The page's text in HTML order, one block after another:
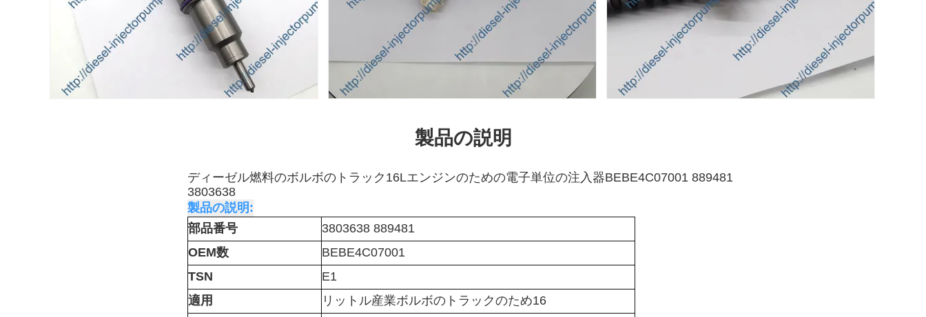
製品の説明
ディーゼル燃料のボルボのトラック16Lエンジンのための電子単位の注入器BEBE4C07001 889481
3803638
製品の説明:
部品番号
3803638 889481
OEM数
BEBE4C07001
TSN
E1
適用
リットル産業ボルボのトラックのため16